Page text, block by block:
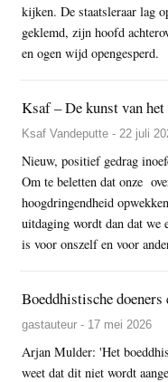
kijken. De staatsleraar lag
geklemd, zijn hoofd
en ogen wijd opengesperd.
Ksaf – De kunst van
Ksaf Vandeputte - 22 juli
Nieuw, positief gedrag
Om te beletten dat onze
hoogdringendheid
uitdaging wordt dan dat we
is voor onszelf en voor
Boeddhistische
gastauteur - 17 mei 2026
Arjan Mulder: 'Het
weet dat dit niet wordt